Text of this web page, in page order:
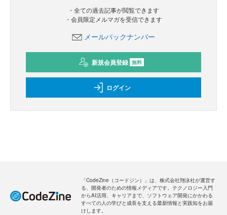
・全ての過去記事が閲覧できます
・会員限定メルマガを受信できます
メールバックナンバー
新規会員登録 無料
ログイン
「CodeZine（コードジン）」は、株式会社翔泳社が運営す
る、開発者のための情報メディアです。テクノロジー入門
からAI活用、キャリアまで、ソフトウェア開発にかかわる
すべての人の学びと成長を支える最新情報と実践知をお届
けします。